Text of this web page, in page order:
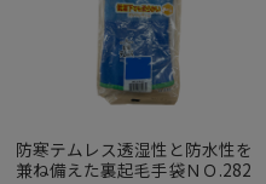
防寒テムレス透湿性と防水性を
兼ね備えた裏起毛手袋ＮＯ.282